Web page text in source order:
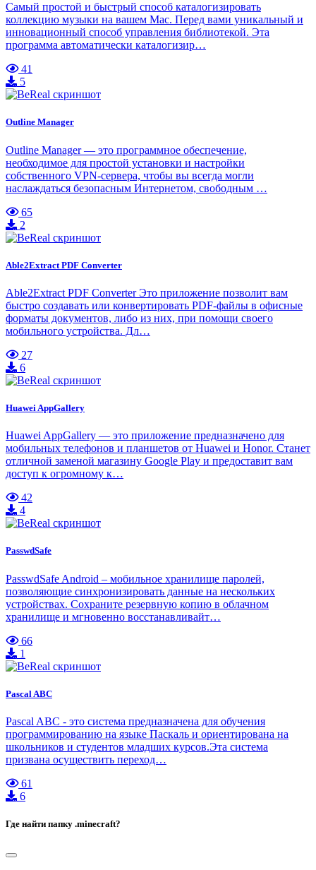
Самый простой и быстрый способ каталогизировать
коллекцию музыки на вашем Mac. Перед вами уникальный и
инновационный способ управления библиотекой. Эта
программа автоматически каталогизир…
41
5
Outline Manager
Outline Manager — это программное обеспечение,
необходимое для простой установки и настройки
собственного VPN-сервера, чтобы вы всегда могли
наслаждаться безопасным Интернетом, свободным …
65
2
Able2Extract PDF Converter
Able2Extract PDF Converter Это приложение позволит вам
быстро создавать или конвертировать PDF-файлы в офисные
форматы документов, либо из них, при помощи своего
мобильного устройства. Дл…
27
6
Huawei AppGallery
Huawei AppGallery — это приложение предназначено для
мобильных телефонов и планшетов от Huawei и Honor. Станет
отличной заменой магазину Google Play и предоставит вам
доступ к огромному к…
42
4
PasswdSafe
PasswdSafe Android – мобильное хранилище паролей,
позволяющие синхронизировать данные на нескольких
устройствах. Сохраните резервную копию в облачном
хранилище и мгновенно восстанавливайт…
66
1
Pascal ABC
Pascal ABC - это система предназначена для обучения
программированию на языке Паскаль и ориентирована на
школьников и студентов младших курсов.Эта система
призвана осуществить переход…
61
6
Где найти папку .minecraft?